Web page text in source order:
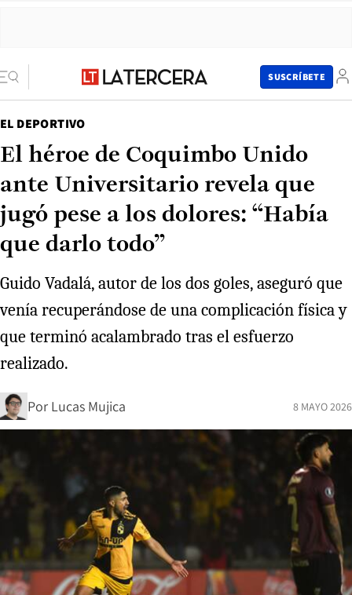
SUSCRÍBETE
EL DEPORTIVO
El héroe de Coquimbo Unido
ante Universitario revela que
jugó pese a los dolores: “Había
que darlo todo”
Guido Vadalá, autor de los dos goles, aseguró que
venía recuperándose de una complicación física y
que terminó acalambrado tras el esfuerzo
realizado.
Por Lucas Mujica 8 MAYO 2026